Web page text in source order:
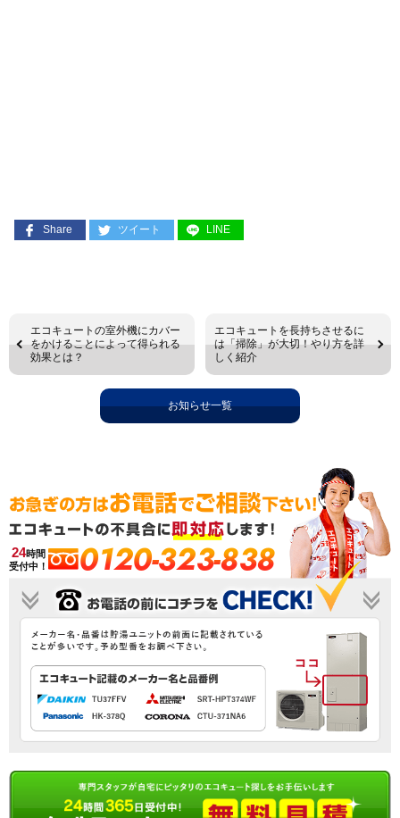
Share ツイート LINE
エコキュートの室外機にカバー
をかけることによって得られる
効果とは？
エコキュートを長持ちさせるに
は「掃除」が大切！やり方を詳
しく紹介
お知らせ一覧
24時間
受付中！
0120-323-838